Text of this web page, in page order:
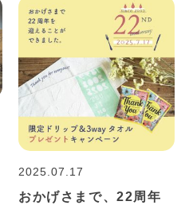
2025.07.17
おかげさまで、22周年